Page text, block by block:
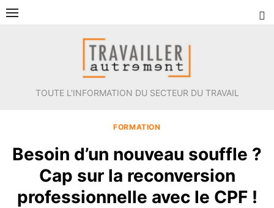
Aller
TOUTE L'INFORMATION DU SECTEUR DU TRAVAIL
FORMATION
Besoin d’un nouveau souffle ?
Cap sur la reconversion
professionnelle avec le CPF !